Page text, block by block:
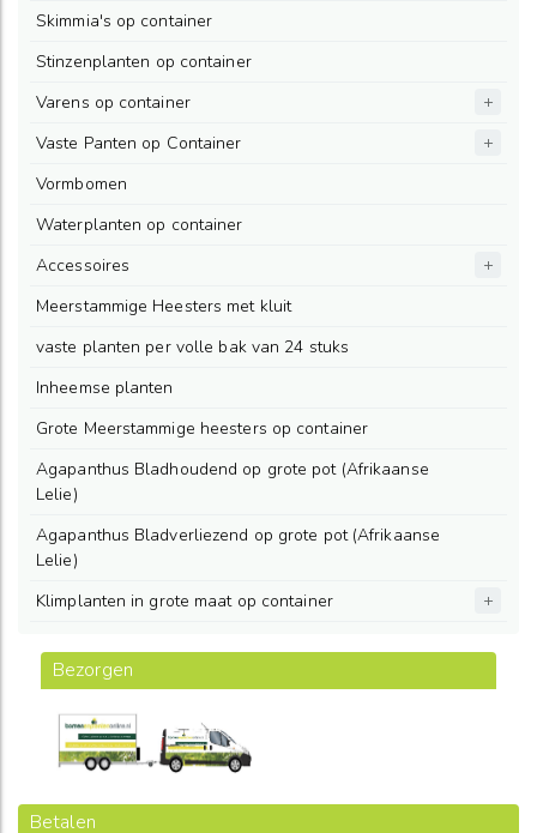
Skimmia's op container
Stinzenplanten op container
Varens op container
Vaste Panten op Container
Vormbomen
Waterplanten op container
Accessoires
Meerstammige Heesters met kluit
vaste planten per volle bak van 24 stuks
Inheemse planten
Grote Meerstammige heesters op container
Agapanthus Bladhoudend op grote pot (Afrikaanse
Lelie)
Agapanthus Bladverliezend op grote pot (Afrikaanse
Lelie)
Klimplanten in grote maat op container
Bezorgen
Betalen